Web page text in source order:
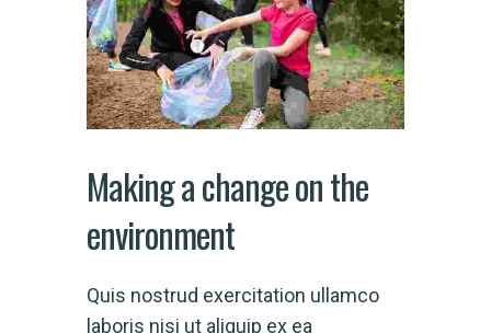
Making a change on the
environment
Quis nostrud exercitation ullamco
laboris nisi ut aliquip ex ea